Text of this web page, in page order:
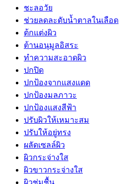
ชะลอวัย
ช่วยลดละดับน้ำตาลในเลือด
ต้กแต่งผิว
ต้านอนุมูลอิสระ
ทำความสะอาดผิว
ปกปิด
ปกป้องจากแสงแดด
ปกป้องมลภาวะ
ปกป้องแสงสีฟ้า
ปรับผิวให้เหมาะสม
ปรับให้อยู่ทรง
ผลัดเซลล์ผิว
ผิวกระจ่างใส
ผิวขาวกระจ่างใส
ผิวชุ่มชื้น